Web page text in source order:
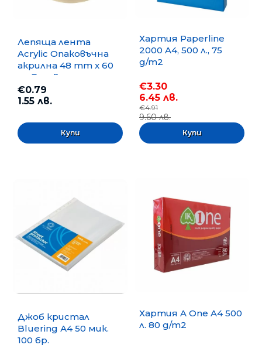
Лепяща лента
Acrylic Опаковъчна
акрилна 48 mm x 60
m, Безцветна
€0.79
1.55 лв.
Хартия Paperline
2000 A4, 500 л., 75
g/m2
€3.30
6.45 лв.
€4.91
9.60 лв.
Джоб кристал
Bluering А4 50 мик.
100 бр.
Хартия A One A4 500
л. 80 g/m2